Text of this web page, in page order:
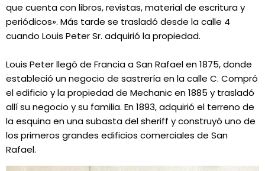
que cuenta con libros, revistas, material de escritura y
periódicos». Más tarde se trasladó desde la calle 4
cuando Louis Peter Sr. adquirió la propiedad.
Louis Peter llegó de Francia a San Rafael en 1875, donde
estableció un negocio de sastrería en la calle C. Compró
el edificio y la propiedad de Mechanic en 1885 y trasladó
allí su negocio y su familia. En 1893, adquirió el terreno de
la esquina en una subasta del sheriff y construyó uno de
los primeros grandes edificios comerciales de San
Rafael.